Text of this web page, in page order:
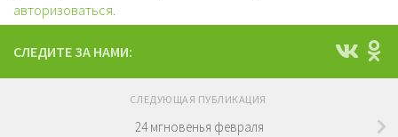
авторизоваться.
СЛЕДИТЕ ЗА НАМИ:
СЛЕДУЮЩАЯ ПУБЛИКАЦИЯ
24 мгновенья февраля